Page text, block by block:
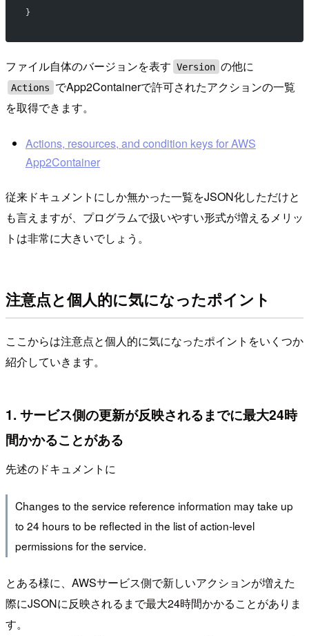
}
ファイル自体のバージョンを表す Version の他に
Actions
でApp2Containerで許可されたアクションの一覧
を取得できます。
Actions, resources, and condition keys for AWS
App2Container
従来ドキュメントにしか無かった一覧をJSON化しただけと
も言えますが、プログラムで扱いやすい形式が増えるメリッ
トは非常に大きいでしょう。
注意点と個人的に気になったポイント
ここからは注意点と個人的に気になったポイントをいくつか
紹介していきます。
1. サービス側の更新が反映されるまでに最大24時
間かかることがある
先述のドキュメントに
Changes to the service reference information may take up
to 24 hours to be reflected in the list of action-level
permissions for the service.
とある様に、AWSサービス側で新しいアクションが増えた
際にJSONに反映されるまで最大24時間かかることがありま
す。